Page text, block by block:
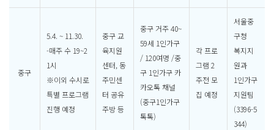
중구
5.4. ~ 11.30.
-매주 수 19~2
1시
※이외 수시로
특별 프로그램
진행 예정
중구 교
육지원
센터, 동
주민센
터 공유
주방 등
중구 거주 40~
59세 1인가구
/ 120여명 /중
구 1인가구 카
카오톡 채널
(중구1인가구
톡톡)
각 프로
그램 2
주전 모
집 예정
서울중
구청
복지지
원과
1인가구
지원팀
(3396-5
344)